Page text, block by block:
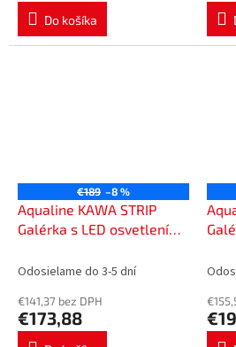
Do košíka
€189 –8 %
Aqualine KAWA STRIP
Galérka s LED osvetlením
WGL70S
Odosielame do 3-5 dní
€141,37 bez DPH
€173,88